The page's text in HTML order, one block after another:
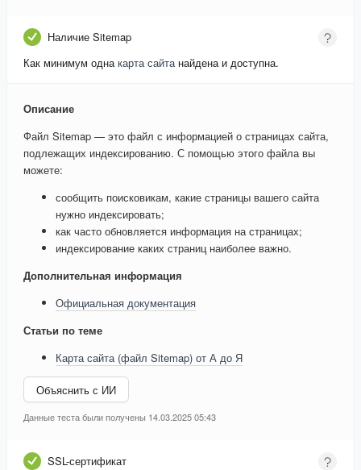
Наличие Sitemap
Как минимум однакарта сайтанайдена и доступна.
Описание
Файл Sitemap — это файл с информацией о страницах сайта,
подлежащих индексированию. С помощью этого файла вы
можете:
сообщить поисковикам, какие страницы вашего сайта
нужно индексировать;
как часто обновляется информация на страницах;
индексирование каких страниц наиболее важно.
Дополнительная информация
Официальная документация
Статьи по теме
Карта сайта (файл Sitemap) от А до Я
Объяснить с ИИ
Данные теста были получены 14.03.2025 05:43
SSL-сертификат